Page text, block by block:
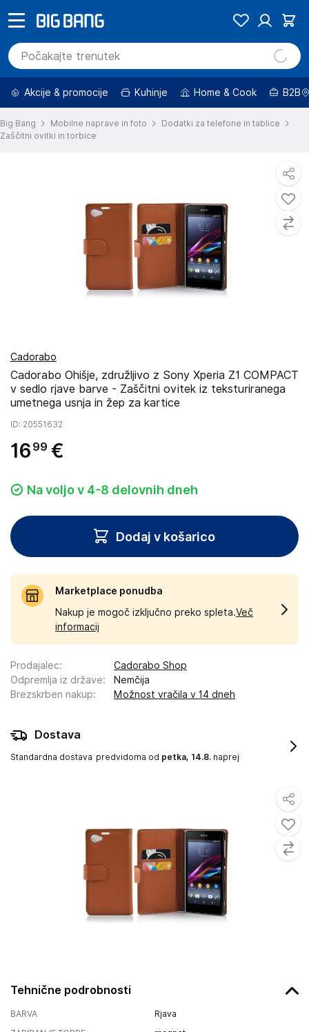
Akcije & promocije Kuhinje Home & Cook B2B
Big Bang Mobilne naprave in foto
Dodatki za telefone in tablice
Zaščitni ovitki in torbice
Tehnične podrobnosti
BARVA
Rjava
Cadorabo
Cadorabo Ohišje, združljivo z Sony Xperia Z1 COMPACT
v sedlo rjave barve - Zaščitni ovitek iz teksturiranega
umetnega usnja in žep za kartice
ID: 20551632
16 99 €
Na voljo v 4-8 delovnih dneh
Dodaj v košarico
Marketplace ponudba
Nakup je mogoč izključno preko spleta.Več
informacij
Prodajalec:
Cadorabo Shop
Odpremlja iz države:
Nemčija
Brezskrben nakup: Možnost vračila v 14 dneh
Dostava
Standardna dostava predvidoma od petka, 14.8. naprej